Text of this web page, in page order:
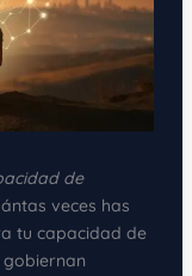
de
veces has
tu capacidad de